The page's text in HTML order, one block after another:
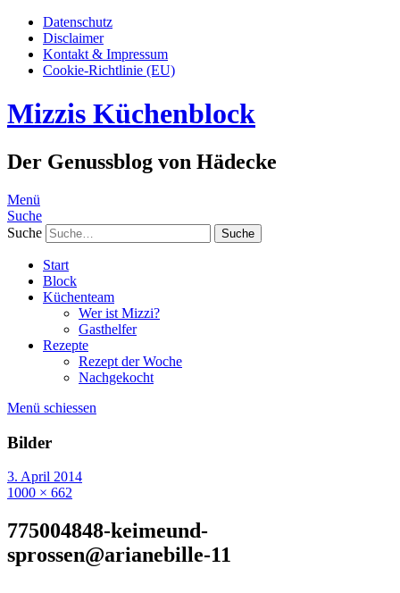
Datenschutz
Disclaimer
Kontakt & Impressum
Cookie-Richtlinie (EU)
Mizzis Küchenblock
Der Genussblog von Hädecke
Menü
Suche
Suche
Start
Block
Küchenteam
Wer ist Mizzi?
Gasthelfer
Rezepte
Rezept der Woche
Nachgekocht
Menü schiessen
Bilder
3. April 2014
1000 × 662
775004848-keimeund-
sprossen@arianebille-11